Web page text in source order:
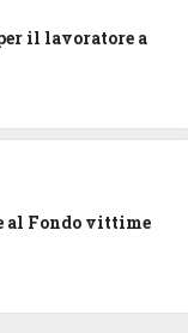
il lavoratore a
al Fondo vittime